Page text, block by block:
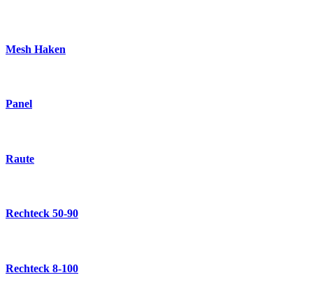
Mesh Haken
Panel
Raute
Rechteck 50-90
Rechteck 8-100